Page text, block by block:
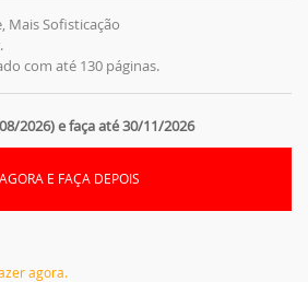
Mais Sofisticação
com até 130 páginas.
2026) e faça até 30/11/2026
E FAÇA DEPOIS
agora.